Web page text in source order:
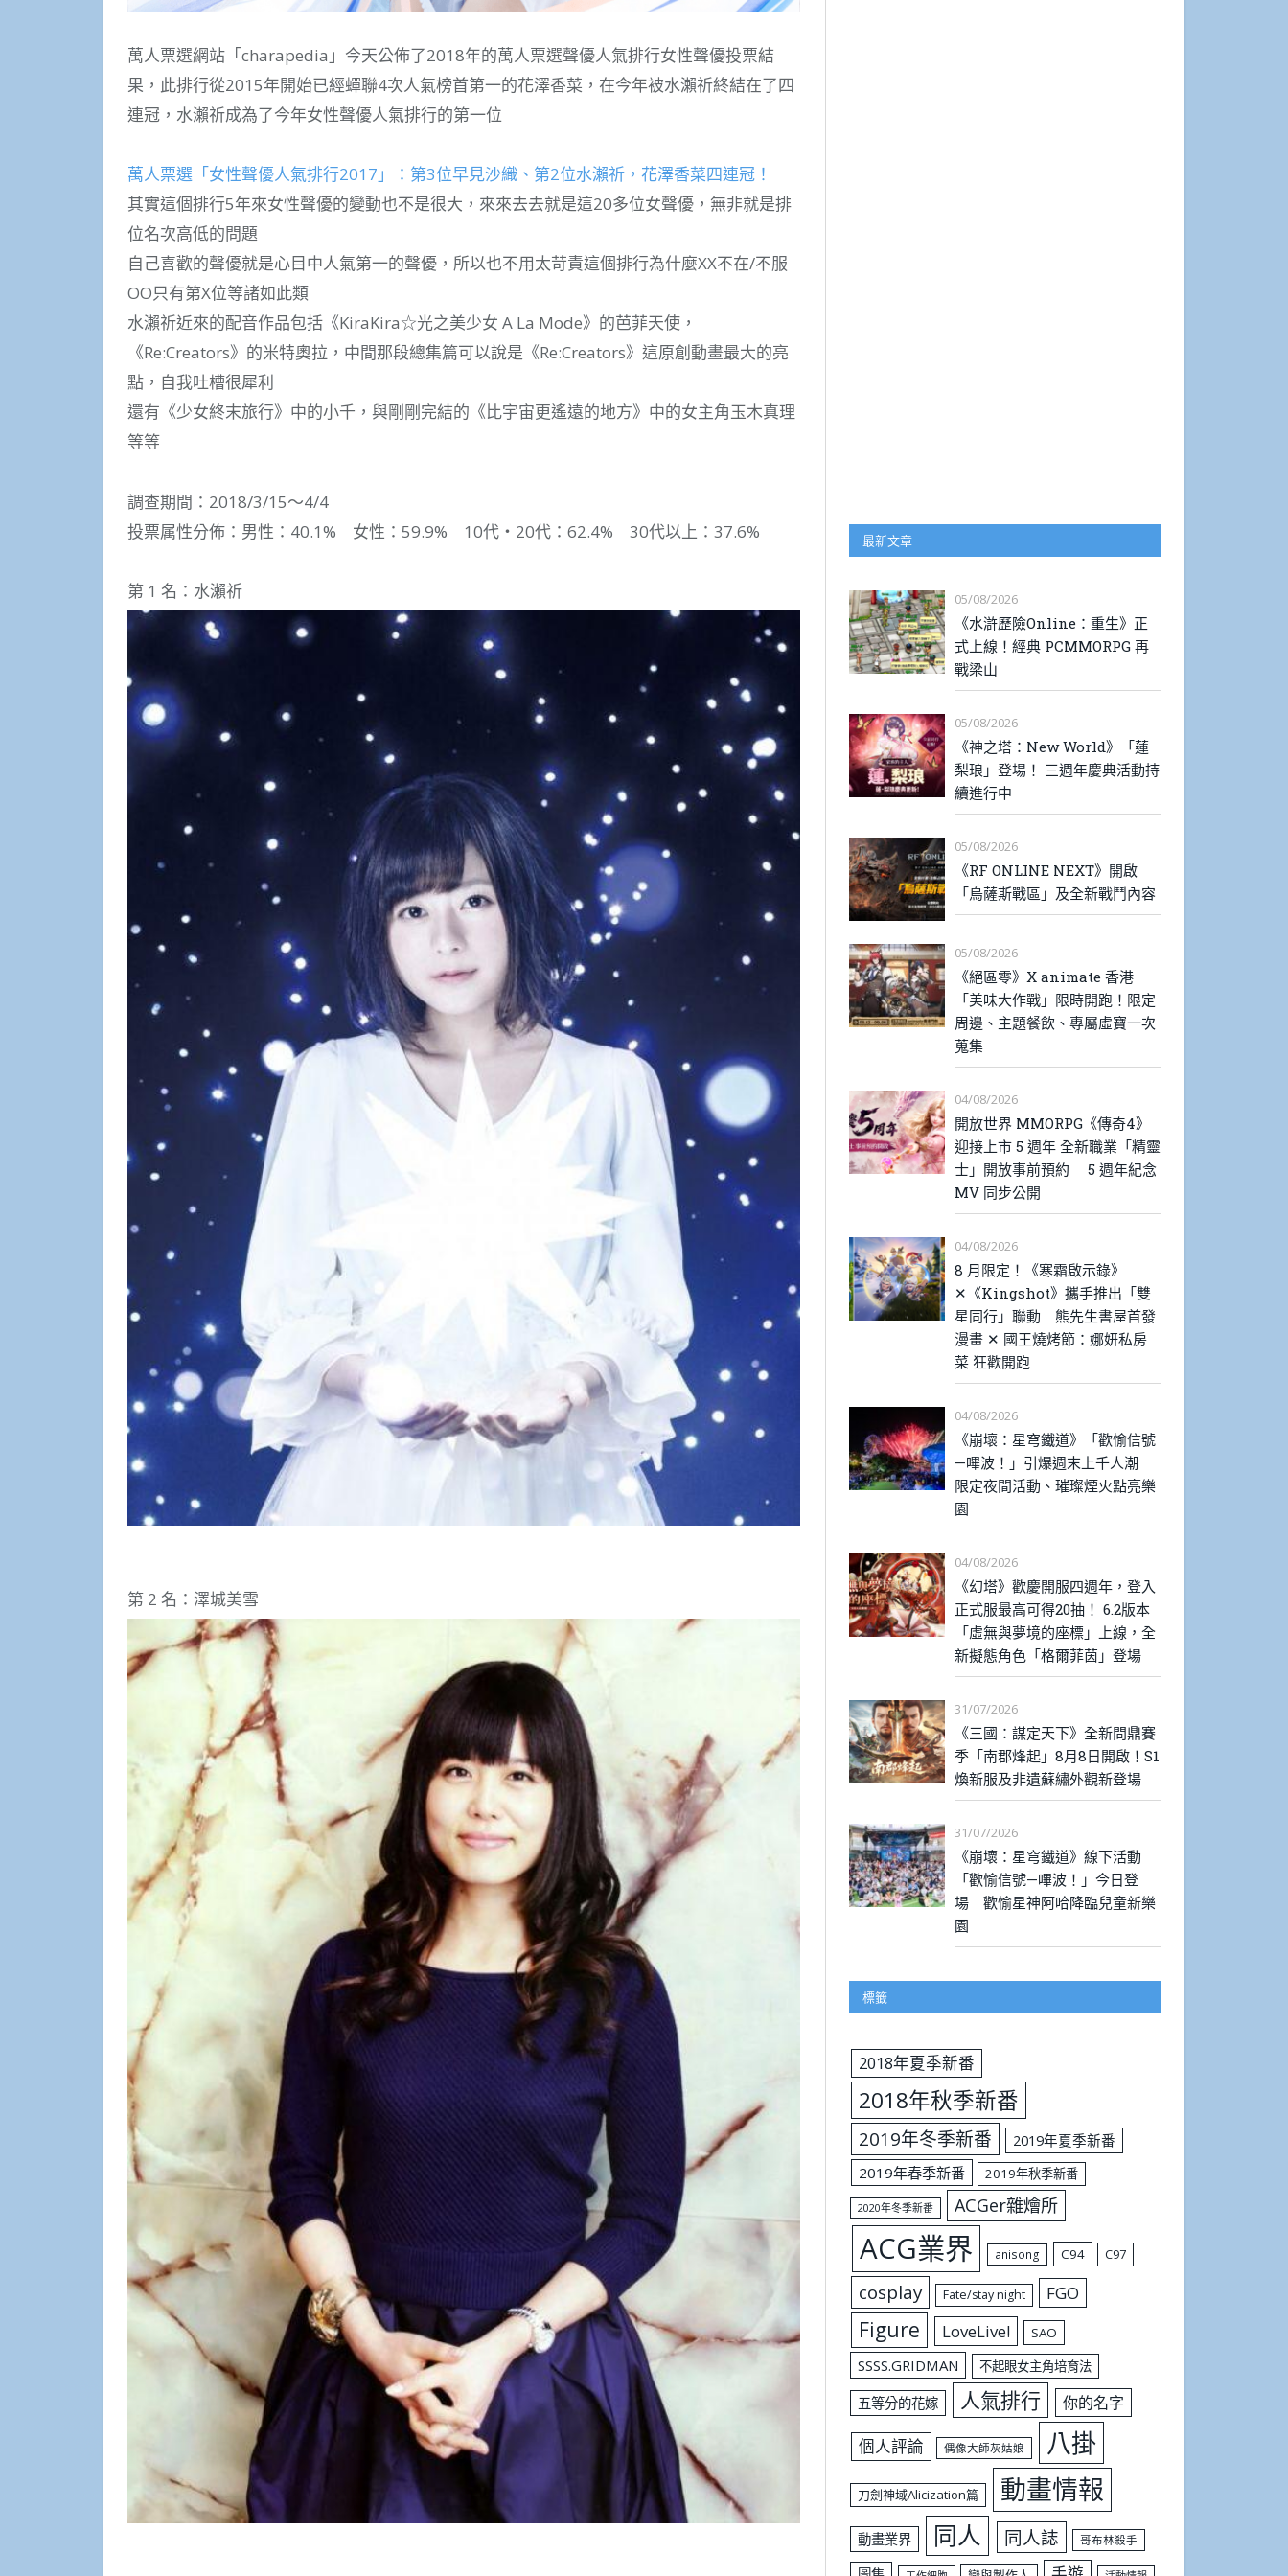
萬人票選網站「charapedia」今天公佈了2018年的萬人票選聲優人氣排行女性聲優投票結
果，此排行從2015年開始已經蟬聯4次人氣榜首第一的花澤香菜，在今年被水瀨祈終結在了四
連冠，水瀨祈成為了今年女性聲優人氣排行的第一位
萬人票選「女性聲優人氣排行2017」：第3位早見沙織、第2位水瀨祈，花澤香菜四連冠！
其實這個排行5年來女性聲優的變動也不是很大，來來去去就是這20多位女聲優，無非就是排
位名次高低的問題
自己喜歡的聲優就是心目中人氣第一的聲優，所以也不用太苛責這個排行為什麼XX不在/不服
OO只有第X位等諸如此類
水瀨祈近來的配音作品包括《KiraKira☆光之美少女 A La Mode》的芭菲天使，
《Re:Creators》的米特奧拉，中間那段總集篇可以說是《Re:Creators》這原創動畫最大的亮
點，自我吐槽很犀利
還有《少女終末旅行》中的小千，與剛剛完結的《比宇宙更遙遠的地方》中的女主角玉木真理
等等
調查期間：2018/3/15～4/4
投票属性分佈：男性：40.1% 女性：59.9% 10代・20代：62.4% 30代以上：37.6%
第 1 名：水瀨祈
第 2 名：澤城美雪
最新文章
05/08/2026
《水滸歷險Online：重生》正
式上線！經典 PCMMORPG 再
戰梁山
05/08/2026
《神之塔：New World》「蓮
梨琅」登場！ 三週年慶典活動持
續進行中
05/08/2026
《RF ONLINE NEXT》開啟
「烏薩斯戰區」及全新戰鬥內容
05/08/2026
《絕區零》X animate 香港
「美味大作戰」限時開跑！限定
周邊、主題餐飲、專屬虛寶一次
蒐集
04/08/2026
開放世界 MMORPG《傳奇4》
迎接上市 5 週年 全新職業「精靈
士」開放事前預約 5 週年紀念
MV 同步公開
04/08/2026
8 月限定！《寒霜啟示錄》
✕《Kingshot》攜手推出「雙
星同行」聯動 熊先生書屋首發
漫畫 ✕ 國王燒烤節：娜妍私房
菜 狂歡開跑
04/08/2026
《崩壞：星穹鐵道》「歡愉信號
—嗶波！」引爆週末上千人潮
限定夜間活動、璀璨煙火點亮樂
園
04/08/2026
《幻塔》歡慶開服四週年，登入
正式服最高可得20抽！ 6.2版本
「虛無與夢境的座標」上線，全
新擬態角色「格爾菲茵」登場
31/07/2026
《三國：謀定天下》全新問鼎賽
季「南郡烽起」8月8日開啟！S1
煥新服及非遺蘇繡外觀新登場
31/07/2026
《崩壞：星穹鐵道》線下活動
「歡愉信號—嗶波！」今日登
場 歡愉星神阿哈降臨兒童新樂
園
標籤
2018年夏季新番
2018年秋季新番
2019年冬季新番
2019年夏季新番
2019年春季新番
2019年秋季新番
2020年冬季新番 ACGer雜燴所
ACG業界 anisong C94 C97
cosplay Fate/stay night FGO
Figure LoveLive! SAO
SSSS.GRIDMAN 不起眼女主角培育法
五等分的花嫁 人氣排行 你的名字
個人評論 偶像大師灰姑娘 八掛
刀劍神域Alicization篇 動畫情報
動畫業界 同人 同人誌 哥布林殺手